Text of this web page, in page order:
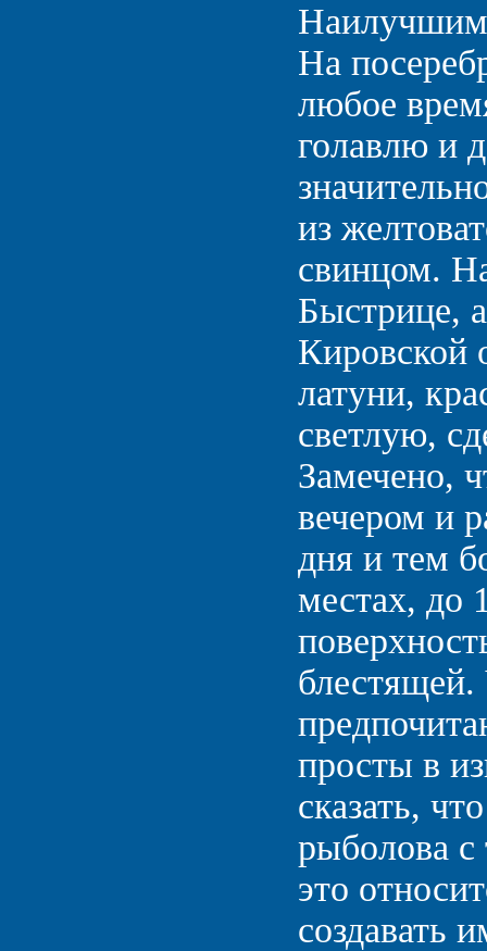
Наилучшим,
На
любое
голавлю и
из
свинцом.
Быстрице,
Кировской
латуни,
светлую,
Замечено,
вечером и
дня и тем
местах, до
просты в
сказать,
рыболова
это
создавать